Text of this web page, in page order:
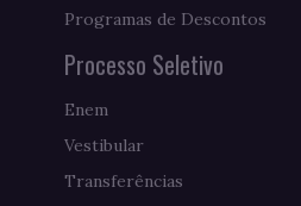
Programas de Descontos
Processo Seletivo
Enem
Vestibular
Transferências